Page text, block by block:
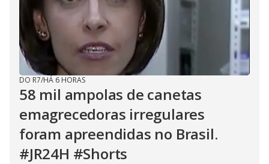
DO R7/HÁ 6 HORAS
58 mil ampolas de canetas
emagrecedoras irregulares
foram apreendidas no Brasil.
#JR24H #Shorts